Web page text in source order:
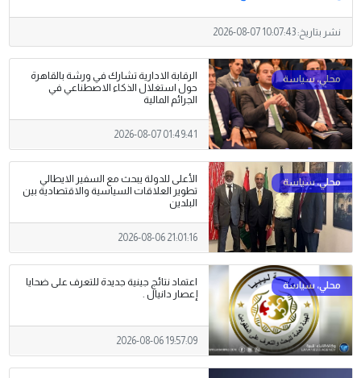
نشر بتاريخ:2026-08-07 10:07:43
الرقابة الادارية تشارك في ورشة بالقاهرة
حول استغلال الذكاء الاصطناعي في
الجرائم المالية
2026-08-07 01:49:41
الأعلى للدولة يبحث مع السفير الايطالي
تطوير العلاقات السياسية والاقتصادية بين
البلدين
2026-08-06 21:01:16
اعتماد نتائج جينية جديدة للتعرف على ضحايا
إعصار دانيال .
2026-08-06 19:57:09